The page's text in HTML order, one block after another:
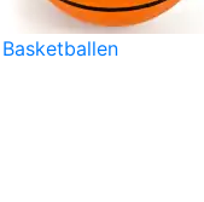
Basketballen